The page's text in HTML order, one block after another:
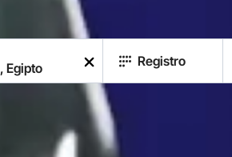
Registro